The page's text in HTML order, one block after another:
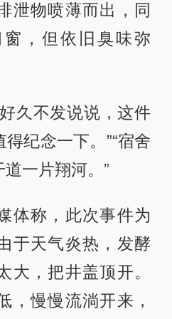
泄物喷薄而出，同
，但依旧臭味弥
久不发说说，这件
纪念一下。”“宿舍
一片翔河。”
体称，此次事件为
于天气炎热，发酵
大，把井盖顶开。
，慢慢流淌开来，